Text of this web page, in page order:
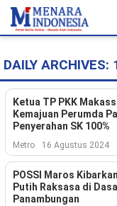
Home
Nasional
Politik
Metro
Daerah
DAILY ARCHIVES:
Ketua TP PKK
Kemajuan Perumda
Penyerahan SK 100%
Metro 16 Agustus 2024
POSSI Maros
Putih Raksasa di
Panambungan